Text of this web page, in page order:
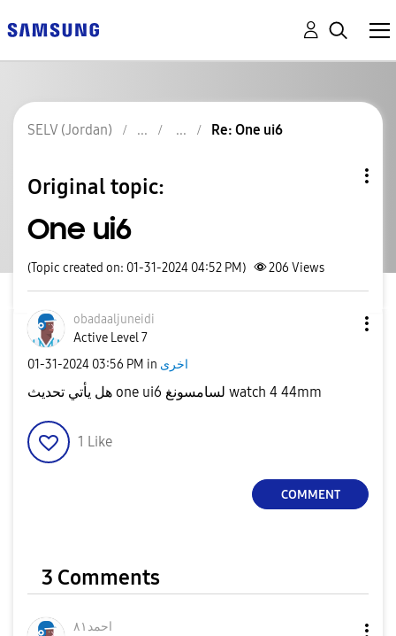
SELV (Jordan) Re: One ui6
Original topic:
One ui6
(Topic created on: 01-31-2024 04:52 PM) 206 Views
obadaaljuneidi
Active Level 7
‎01-31-2024 03:56 PM in اخرى
هل يأتي تحديث one ui6 لسامسونغ watch 4 44mm
1 Like
COMMENT
3 Comments
احمد٨١